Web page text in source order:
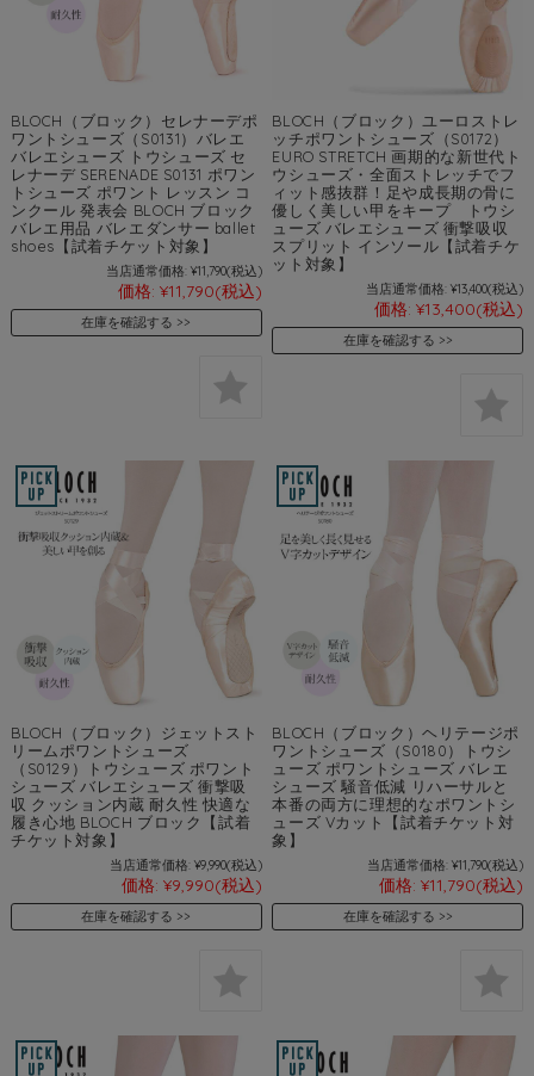
BLOCH（ブロック）セレナーデポ
ワントシューズ（S0131）バレエ
バレエシューズ トウシューズ セ
レナーデ SERENADE S0131 ポワン
トシューズ ポワント レッスン コ
ンクール 発表会 BLOCH ブロック
バレエ用品 バレエダンサー ballet
shoes【試着チケット対象】
当店通常価格: ¥11,790(税込)
価格: ¥11,790(税込)
在庫を確認する
BLOCH（ブロック）ユーロストレ
ッチポワントシューズ（S0172）
EURO STRETCH 画期的な新世代ト
ウシューズ・全面ストレッチでフ
ィット感抜群！足や成長期の骨に
優しく美しい甲をキープ トウシ
ューズ バレエシューズ 衝撃吸収
スプリット インソール【試着チケ
ット対象】
当店通常価格: ¥13,400(税込)
価格: ¥13,400(税込)
在庫を確認する
BLOCH（ブロック）ジェットスト
リームポワントシューズ
（S0129）トウシューズ ポワント
シューズ バレエシューズ 衝撃吸
収 クッション内蔵 耐久性 快適な
履き心地 BLOCH ブロック【試着
チケット対象】
当店通常価格: ¥9,990(税込)
価格: ¥9,990(税込)
在庫を確認する
BLOCH（ブロック）ヘリテージポ
ワントシューズ（S0180）トウシ
ューズ ポワントシューズ バレエ
シューズ 騒音低減 リハーサルと
本番の両方に理想的なポワントシ
ューズ Vカット【試着チケット対
象】
当店通常価格: ¥11,790(税込)
価格: ¥11,790(税込)
在庫を確認する